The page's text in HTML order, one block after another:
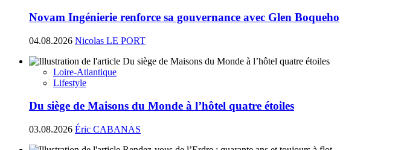
Novam Ingénierie renforce sa gouvernance avec Glen Boqueho
04.08.2026 Nicolas LE PORT
Loire-Atlantique
Lifestyle
Du siège de Maisons du Monde à l’hôtel quatre étoiles
03.08.2026 Éric CABANAS